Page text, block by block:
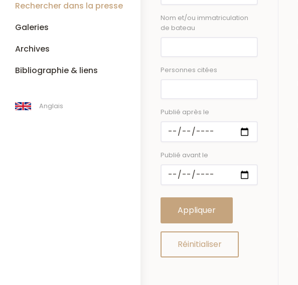
Rechercher dans la presse
Galeries
Archives
Bibliographie & liens
Anglais
Nom et/ou immatriculation
de bateau
Personnes citées
Publié après le
Publié avant le